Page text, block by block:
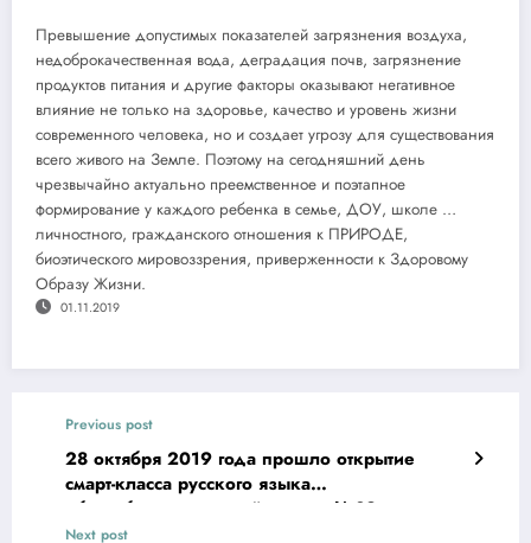
Превышение допустимых показателей загрязнения воздуха,
недоброкачественная вода, деградация почв, загрязнение
продуктов питания и другие факторы оказывают негативное
влияние не только на здоровье, качество и уровень жизни
современного человека, но и создает угрозу для существования
всего живого на Земле. Поэтому на сегодняшний день
чрезвычайно актуально преемственное и поэтапное
формирование у каждого ребенка в семье, ДОУ, школе …
личностного, гражданского отношения к ПРИРОДЕ,
биоэтического мировоззрения, приверженности к Здоровому
Образу Жизни.
01.11.2019
Previous post
28 октября 2019 года прошло открытие
смарт-класса русского языка
общеобразовательной школы №39
Балыкчинского района Андижанской
Next post